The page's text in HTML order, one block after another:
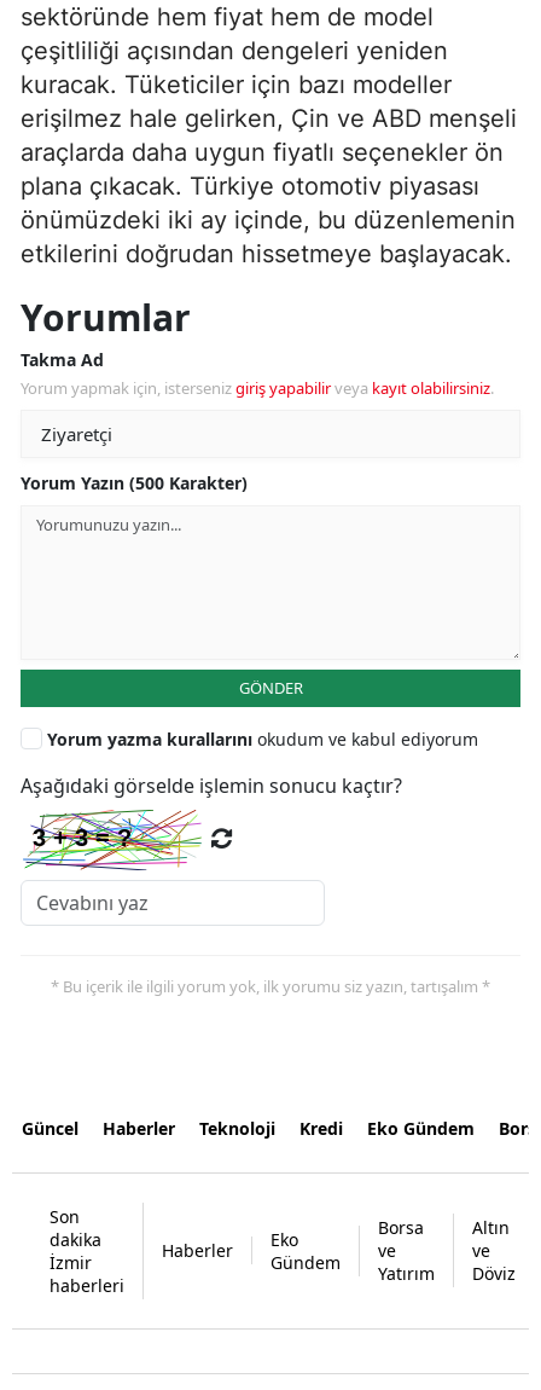
sektöründe hem fiyat hem de model
çeşitliliği açısından dengeleri yeniden
kuracak. Tüketiciler için bazı modeller
erişilmez hale gelirken, Çin ve ABD menşeli
araçlarda daha uygun fiyatlı seçenekler ön
plana çıkacak. Türkiye otomotiv piyasası
önümüzdeki iki ay içinde, bu düzenlemenin
etkilerini doğrudan hissetmeye başlayacak.
Yorumlar
Takma Ad
Yorum yapmak için, istersenizgiriş yapabilirveya kayıt olabilirsiniz.
Yorum Yazın (500 Karakter)
GÖNDER
Yorum yazma kurallarını okudum ve kabul ediyorum
Aşağıdaki görselde işlemin sonucu kaçtır?
* Bu içerik ile ilgili yorum yok, ilk yorumu siz yazın, tartışalım *
Güncel Haberler Teknoloji Kredi Eko Gündem
Son
dakika
İzmir
haberleri
Haberler
Eko
Gündem
Borsa
ve
Yatırım
Altın
ve
Döviz